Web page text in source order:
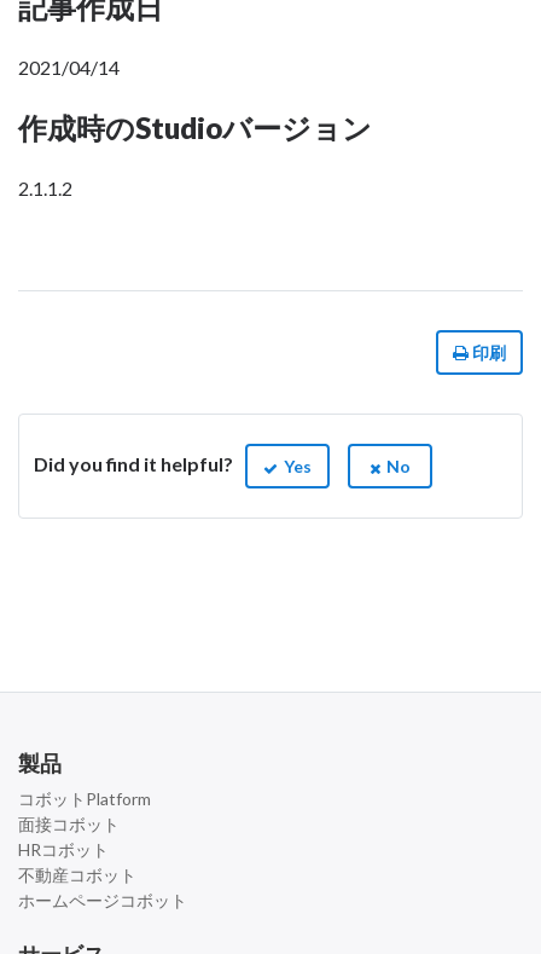
2021/04/14
作成時のStudioバージョン
2.1.1.2
印刷
Did you find it helpful? Yes No
製品
コボットPlatform
面接コボット
HRコボット
不動産コボット
ホームページコボット